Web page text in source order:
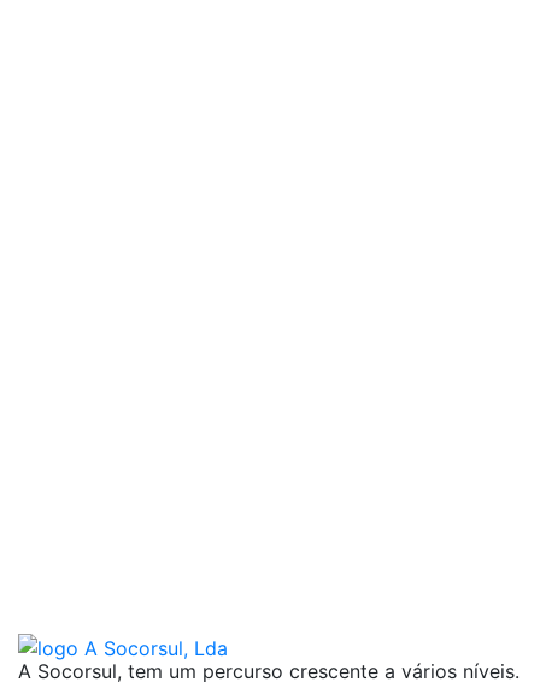
A Socorsul, tem um percurso crescente a vários níveis.